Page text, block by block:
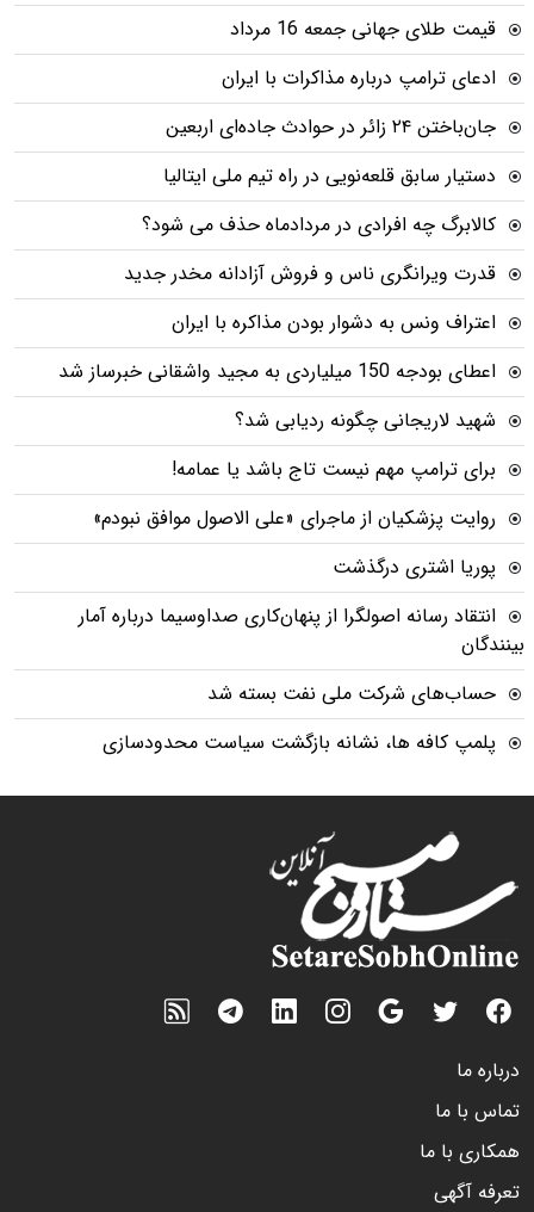
قیمت طلای جهانی جمعه 16 مرداد
ادعای ترامپ درباره مذاکرات با ایران
جان‌باختن ۲۴ زائر در حوادث جاده‌ای اربعین
دستیار سابق قلعه‌نویی در راه تیم ملی ایتالیا
کالابرگ چه افرادی در مردادماه حذف می شود؟
قدرت ویرانگری ناس و فروش آزادانه مخدر جدید
اعتراف ونس به دشوار بودن مذاکره با ایران
اعطای بودجه 150 میلیاردی به مجید واشقانی خبرساز شد
شهید لاریجانی چگونه ردیابی شد؟
برای ترامپ مهم نیست تاج باشد یا عمامه!
روایت پزشکیان از ماجرای «علی الاصول موافق نبودم»
پوریا اشتری درگذشت
انتقاد رسانه اصولگرا از پنهان‌کاری صداوسیما درباره آمار
بینندگان
حساب‌های شرکت ملی نفت بسته شد
پلمپ کافه ها، نشانه بازگشت سیاست محدودسازی
درباره ما
تماس با ما
همکاری با ما
تعرفه آگهی